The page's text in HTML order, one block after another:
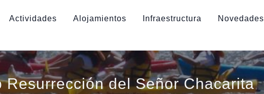
Actividades Alojamientos Infraestructura
Novedades
del Señor Chacarita